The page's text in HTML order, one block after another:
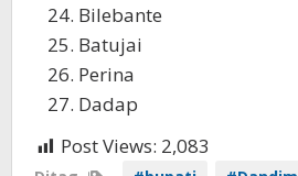
Bilebante
Batujai
Perina
Dadap
Post Views: 2,083